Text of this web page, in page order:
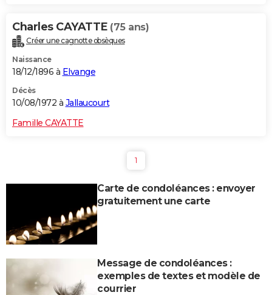
Charles CAYATTE (75 ans)
Créer une cagnotte obsèques
Naissance
18/12/1896 à Elvange
Décès
10/08/1972 à Jallaucourt
Famille CAYATTE
1
Carte de condoléances : envoyer
gratuitement une carte
Message de condoléances :
exemples de textes et modèle de
courrier